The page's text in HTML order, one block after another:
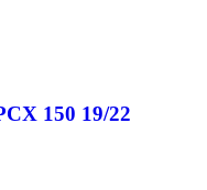
150 19/22